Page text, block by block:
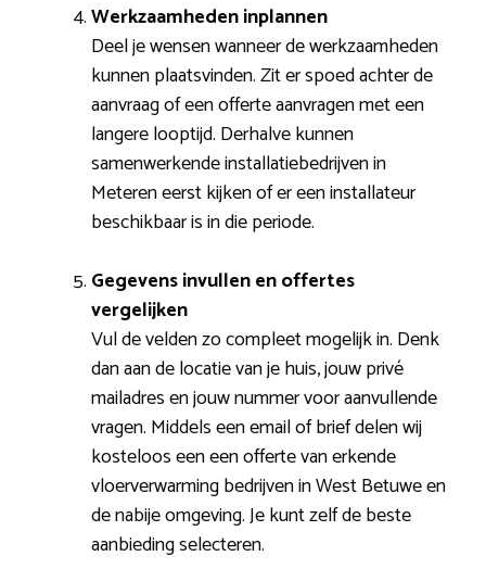
Werkzaamheden inplannen
Deel je wensen wanneer de werkzaamheden
kunnen plaatsvinden. Zit er spoed achter de
aanvraag of een offerte aanvragen met een
langere looptijd. Derhalve kunnen
samenwerkende installatiebedrijven in
Meteren eerst kijken of er een installateur
beschikbaar is in die periode.
Gegevens invullen en offertes
vergelijken
Vul de velden zo compleet mogelijk in. Denk
dan aan de locatie van je huis, jouw privé
mailadres en jouw nummer voor aanvullende
vragen. Middels een email of brief delen wij
kosteloos een een offerte van erkende
vloerverwarming bedrijven in West Betuwe en
de nabije omgeving. Je kunt zelf de beste
aanbieding selecteren.